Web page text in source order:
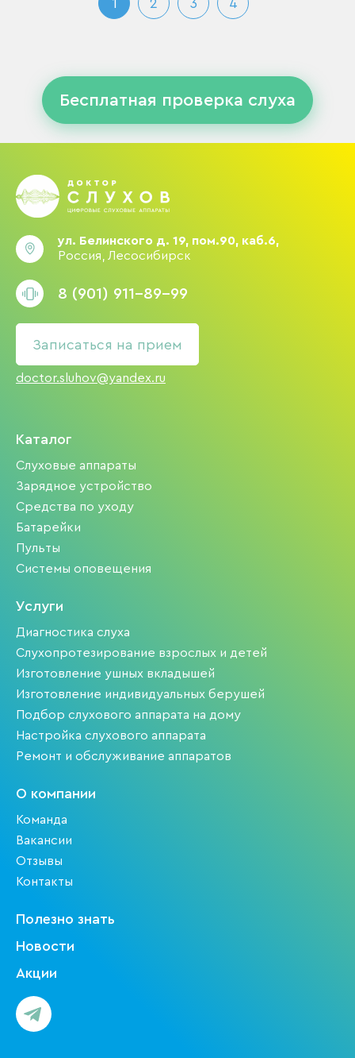
1 2 3 4
Бесплатная проверка слуха
ул. Белинского д. 19, пом.90, каб.6,
Россия, Лесосибирск
8 (901) 911-89-99
Записаться на прием
doctor.sluhov@yandex.ru
Каталог
Слуховые аппараты
Зарядное устройство
Средства по уходу
Батарейки
Пульты
Системы оповещения
Услуги
Диагностика слуха
Слухопротезирование взрослых и детей
Изготовление ушных вкладышей
Изготовление индивидуальных берушей
Подбор слухового аппарата на дому
Настройка слухового аппарата
Ремонт и обслуживание аппаратов
О компании
Команда
Вакансии
Отзывы
Контакты
Полезно знать
Новости
Акции